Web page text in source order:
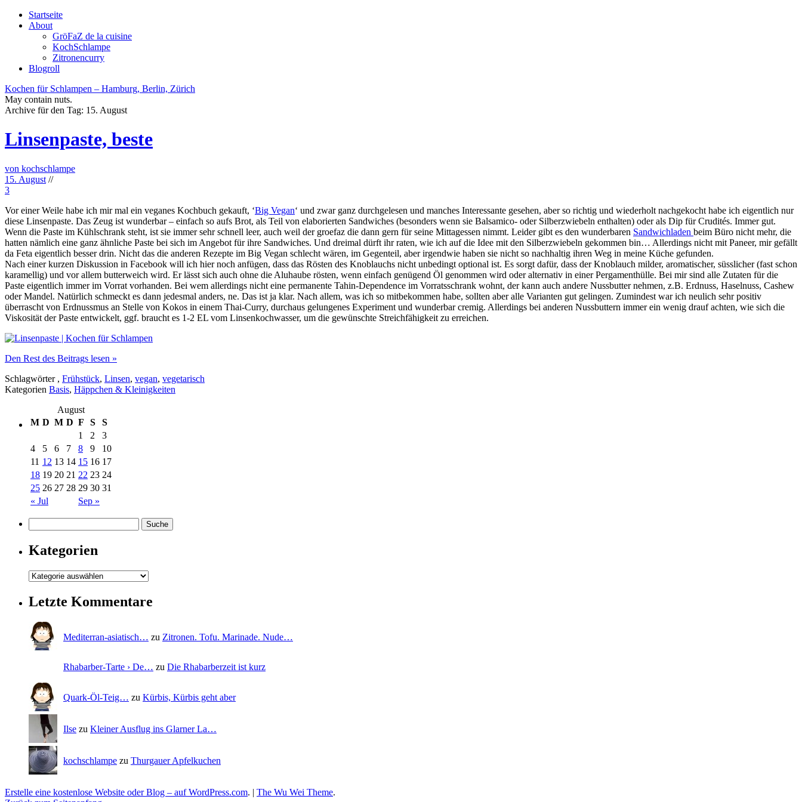
Startseite
About
GröFaZ de la cuisine
KochSchlampe
Zitronencurry
Blogroll
Kochen für Schlampen – Hamburg, Berlin, Zürich
May contain nuts.
Archive für den Tag: 15. August
Linsenpaste, beste
von kochschlampe
15. August //
3
Vor einer Weile habe ich mir mal ein veganes Kochbuch gekauft, ‘Big Vegan‘ und zwar ganz durchgelesen und manches Interessante gesehen, aber so richtig und wiederholt nachgekocht habe ich eigentlich nur
diese Linsenpaste. Das Zeug ist wunderbar – einfach so aufs Brot, als Teil von elaborierten Sandwiches (besonders wenn sie Balsamico- oder Silberzwiebeln enthalten) oder als Dip für Crudités. Immer gut.
Wenn die Paste im Kühlschrank steht, ist sie immer sehr schnell leer, auch weil der groefaz die dann gern für seine Mittagessen nimmt. Leider gibt es den wunderbaren Sandwichladen beim Büro nicht mehr, die
hatten nämlich eine ganz ähnliche Paste bei sich im Angebot für ihre Sandwiches. Und dreimal dürft ihr raten, wie ich auf die Idee mit den Silberzwiebeln gekommen bin… Allerdings nicht mit Paneer, mir gefällt
da Feta eigentlich besser drin. Nicht das die anderen Rezepte im Big Vegan schlecht wären, im Gegenteil, aber irgendwie haben sie nicht so nachhaltig ihren Weg in meine Küche gefunden.
Nach einer kurzen Diskussion in Facebook will ich hier noch anfügen, dass das Rösten des Knoblauchs nicht unbedingt optional ist. Es sorgt dafür, dass der Knoblauch milder, aromatischer, süsslicher (fast schon
karamellig) und vor allem butterweich wird. Er lässt sich auch ohne die Aluhaube rösten, wenn einfach genügend Öl genommen wird oder alternativ in einer Pergamenthülle. Bei mir sind alle Zutaten für die
Paste eigentlich immer im Vorrat vorhanden. Bei wem allerdings nicht eine permanente Tahin-Dependence im Vorratsschrank wohnt, der kann auch andere Nussbutter nehmen, z.B. Erdnuss, Haselnuss, Cashew
oder Mandel. Natürlich schmeckt es dann jedesmal anders, ne. Das ist ja klar. Nach allem, was ich so mitbekommen habe, sollten aber alle Varianten gut gelingen. Zumindest war ich neulich sehr positiv
überrascht von Erdnussmus an Stelle von Kokos in einem Thai-Curry, durchaus gelungenes Experiment und wunderbar cremig. Allerdings bei anderen Nussbuttern immer ein wenig drauf achten, wie sich die
Viskosität der Paste entwickelt, ggf. braucht es 1-2 EL vom Linsenkochwasser, um die gewünschte Streichfähigkeit zu erreichen.
Den Rest des Beitrags lesen »
Schlagwörter , Frühstück, Linsen, vegan, vegetarisch
Kategorien Basis, Häppchen & Kleinigkeiten
August
M D M D F S S
« Jul Sep »
1 2
3
4
5 6 7 8 9
10
11 12 13 14 15 16 17
18 19 20 21 22 23 24
25 26 27 28 29 30 31
Kategorien
Letzte Kommentare
Mediterran-asiatisch… zu Zitronen. Tofu. Marinade. Nude…
Rhabarber-Tarte › De… zu Die Rhabarberzeit ist kurz
Quark-Öl-Teig… zu Kürbis, Kürbis geht aber
Ilse zu Kleiner Ausflug ins Glarner La…
kochschlampe zu Thurgauer Apfelkuchen
Erstelle eine kostenlose Website oder Blog – auf WordPress.com. | The Wu Wei Theme.